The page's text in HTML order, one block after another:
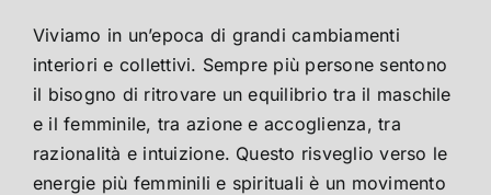
Viviamo in un’epoca di grandi cambiamenti
interiori e collettivi. Sempre più persone sentono
il bisogno di ritrovare un equilibrio tra il maschile
e il femminile, tra azione e accoglienza, tra
razionalità e intuizione. Questo risveglio verso le
energie più femminili e spirituali è un movimento